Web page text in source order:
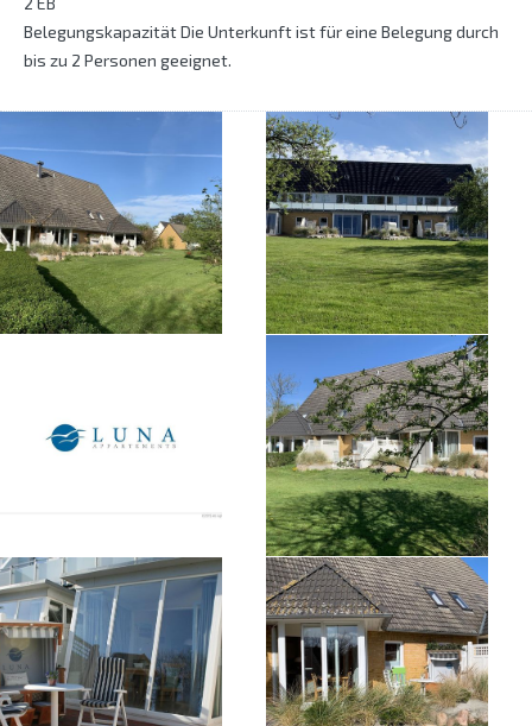
Belegungskapazität Die Unterkunft ist für eine Belegung durch
bis zu 2 Personen geeignet.